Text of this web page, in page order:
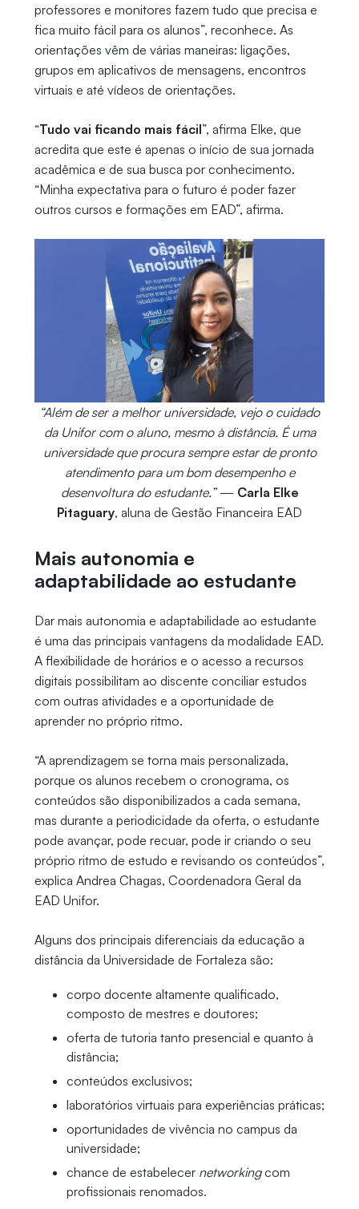
professores e monitores fazem tudo que precisa e
fica muito fácil para os alunos”, reconhece. As
orientações vêm de várias maneiras: ligações,
grupos em aplicativos de mensagens, encontros
virtuais e até vídeos de orientações.
“Tudo vai ficando mais fácil”, afirma Elke, que
acredita que este é apenas o início de sua jornada
acadêmica e de sua busca por conhecimento.
“Minha expectativa para o futuro é poder fazer
outros cursos e formações em EAD”, afirma.
“Além de ser a melhor universidade, vejo o cuidado
da Unifor com o aluno, mesmo à distância. É uma
universidade que procura sempre estar de pronto
atendimento para um bom desempenho e
desenvoltura do estudante.”— Carla Elke
Pitaguary, aluna de Gestão Financeira EAD
Mais autonomia e
adaptabilidade ao estudante
Dar mais autonomia e adaptabilidade ao estudante
é uma das principais vantagens da modalidade EAD.
A flexibilidade de horários e o acesso a recursos
digitais possibilitam ao discente conciliar estudos
com outras atividades e a oportunidade de
aprender no próprio ritmo.
“A aprendizagem se torna mais personalizada,
porque os alunos recebem o cronograma, os
conteúdos são disponibilizados a cada semana,
mas durante a periodicidade da oferta, o estudante
pode avançar, pode recuar, pode ir criando o seu
próprio ritmo de estudo e revisando os conteúdos”,
explica Andrea Chagas, Coordenadora Geral da
EAD Unifor.
Alguns dos principais diferenciais da educação a
distância da Universidade de Fortaleza são:
corpo docente altamente qualificado,
composto de mestres e doutores;
oferta de tutoria tanto presencial e quanto à
distância;
conteúdos exclusivos;
laboratórios virtuais para experiências práticas;
oportunidades de vivência no campus da
universidade;
chance de estabelecer networkingcom
profissionais renomados.